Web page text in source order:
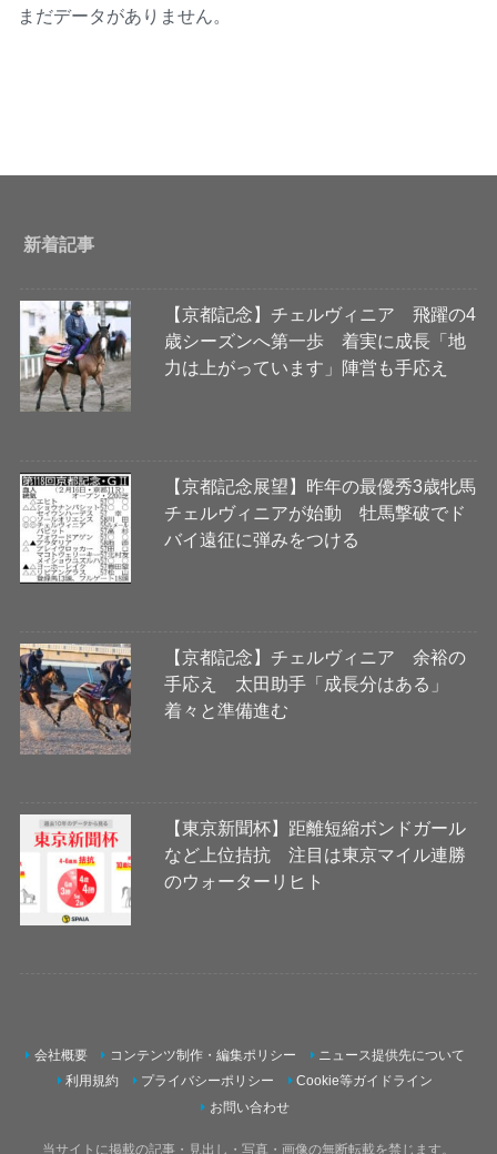
まだデータがありません。
新着記事
【京都記念】チェルヴィニア 飛躍の4
歳シーズンへ第一歩 着実に成長「地
力は上がっています」陣営も手応え
【京都記念展望】昨年の最優秀3歳牝馬
チェルヴィニアが始動 牡馬撃破でド
バイ遠征に弾みをつける
【京都記念】チェルヴィニア 余裕の
手応え 太田助手「成長分はある」
着々と準備進む
【東京新聞杯】距離短縮ボンドガール
など上位拮抗 注目は東京マイル連勝
のウォーターリヒト
会社概要 コンテンツ制作・編集ポリシー
ニュース提供先について
利用規約
プライバシーポリシー
Cookie等ガイドライン
お問い合わせ
当サイトに掲載の記事・見出し・写真・画像の無断転載を禁じます。